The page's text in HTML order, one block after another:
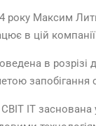
року Максим
в цій
в
запобігання
ІТ заснована у